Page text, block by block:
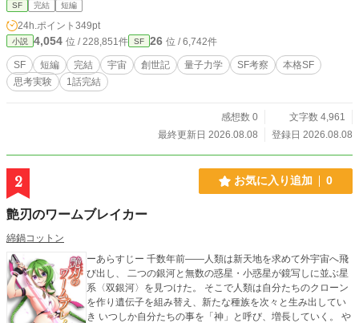
SF 完結 短編
24h.ポイント 349pt
小説 4,054 位 / 228,851件 SF 26 位 / 6,742件
SF 短編 完結 宇宙 創世記 量子力学 SF考察
本格SF
思考実験
1話完結
感想数 0
文字数 4,961
最終更新日 2026.08.08
登録日 2026.08.08
2 お気に入り追加 0
艶刃のワームブレイカー
綿鍋コットン
ーあらすじー 千数年前――人類は新天地を求めて外宇宙へ飛
び出し、 二つの銀河と無数の惑星・小惑星が鏡写しに並ぶ星
系〈双銀河〉を見つけた。 そこで人類は自分たちのクローン
を作り遺伝子を組み替え、新たな種族を次々と生み出してい
き いつしか自分たちの事を「神」と呼び、増長していく。 や